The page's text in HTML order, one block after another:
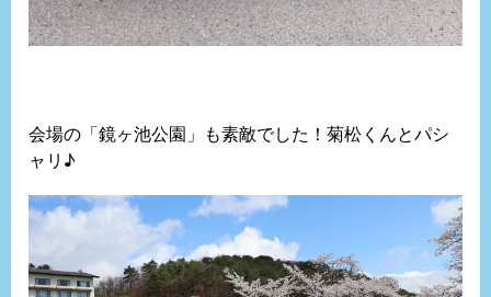
会場の「鏡ヶ池公園」も素敵でした！菊松くんとパシ
ャリ♪